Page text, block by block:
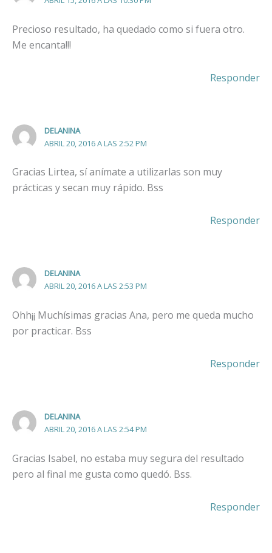
Precioso resultado, ha quedado como si fuera otro.
Me encanta!!!
Responder
DELANINA
ABRIL 20, 2016 A LAS 2:52 PM
Gracias Lirtea, sí anímate a utilizarlas son muy
prácticas y secan muy rápido. Bss
Responder
DELANINA
ABRIL 20, 2016 A LAS 2:53 PM
Ohh¡¡ Muchísimas gracias Ana, pero me queda mucho
por practicar. Bss
Responder
DELANINA
ABRIL 20, 2016 A LAS 2:54 PM
Gracias Isabel, no estaba muy segura del resultado
pero al final me gusta como quedó. Bss.
Responder